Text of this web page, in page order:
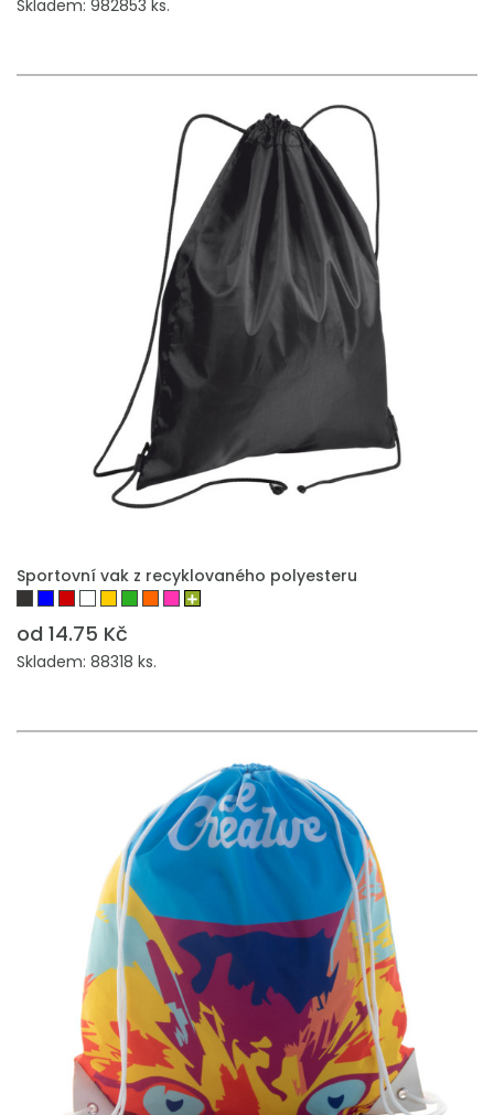
Skladem: 982853 ks.
PŘIDAT DO POPTÁVKY
Sportovní vak z recyklovaného polyesteru
od 14.75 Kč
Skladem: 88318 ks.